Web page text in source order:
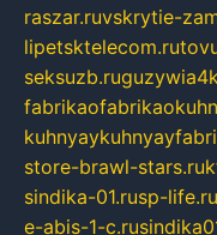
raszar.ruvskrytie-
lipetsktelecom.ru
seksuzb.ru
store-brawl-stars.ru
sindika-01.rusp-life.ru
e-abis-1-c.ru